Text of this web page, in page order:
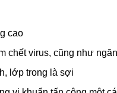
cao
virus, cũng như
lớp trong là sợi